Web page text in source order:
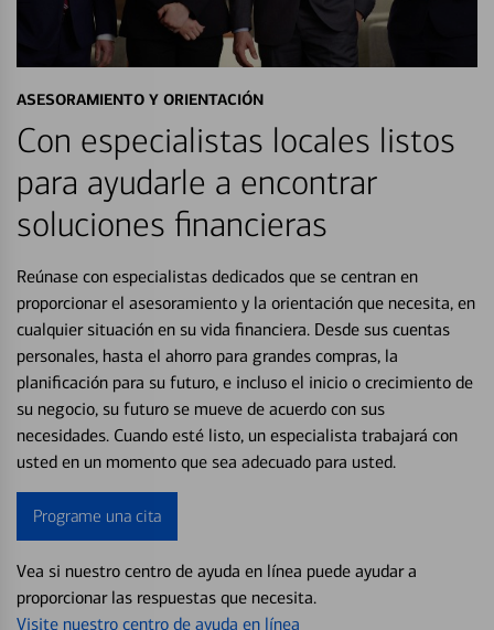
ASESORAMIENTO Y ORIENTACIÓN
Con especialistas locales listos
para ayudarle a encontrar
soluciones financieras
Reúnase con especialistas dedicados que se centran en
proporcionar el asesoramiento y la orientación que necesita, en
cualquier situación en su vida financiera. Desde sus cuentas
personales, hasta el ahorro para grandes compras, la
planificación para su futuro, e incluso el inicio o crecimiento de
su negocio, su futuro se mueve de acuerdo con sus
necesidades. Cuando esté listo, un especialista trabajará con
usted en un momento que sea adecuado para usted.
Programe una cita
Vea si nuestro centro de ayuda en línea puede ayudar a
proporcionar las respuestas que necesita.
Visite nuestro centro de ayuda en línea